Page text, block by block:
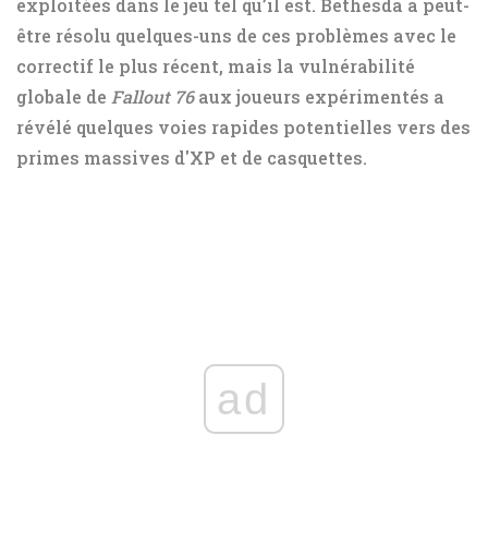
exploitées dans le jeu tel qu’il est. Bethesda a peut-
être résolu quelques-uns de ces problèmes avec le
correctif le plus récent, mais la vulnérabilité
globale de Fallout 76aux joueurs expérimentés a
révélé quelques voies rapides potentielles vers des
primes massives d'XP et de casquettes.
ad